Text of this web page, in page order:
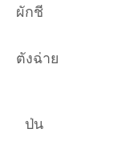
ผั
ตั
ป่